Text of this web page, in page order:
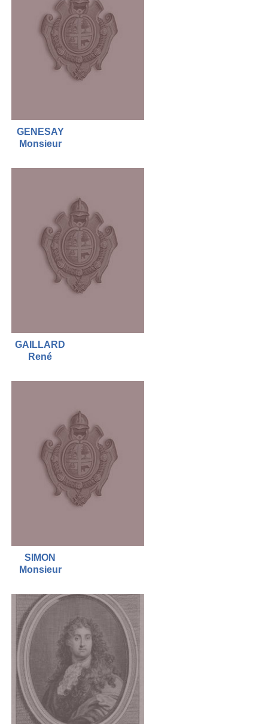
GENESAY
Monsieur
GAILLARD
René
SIMON
Monsieur